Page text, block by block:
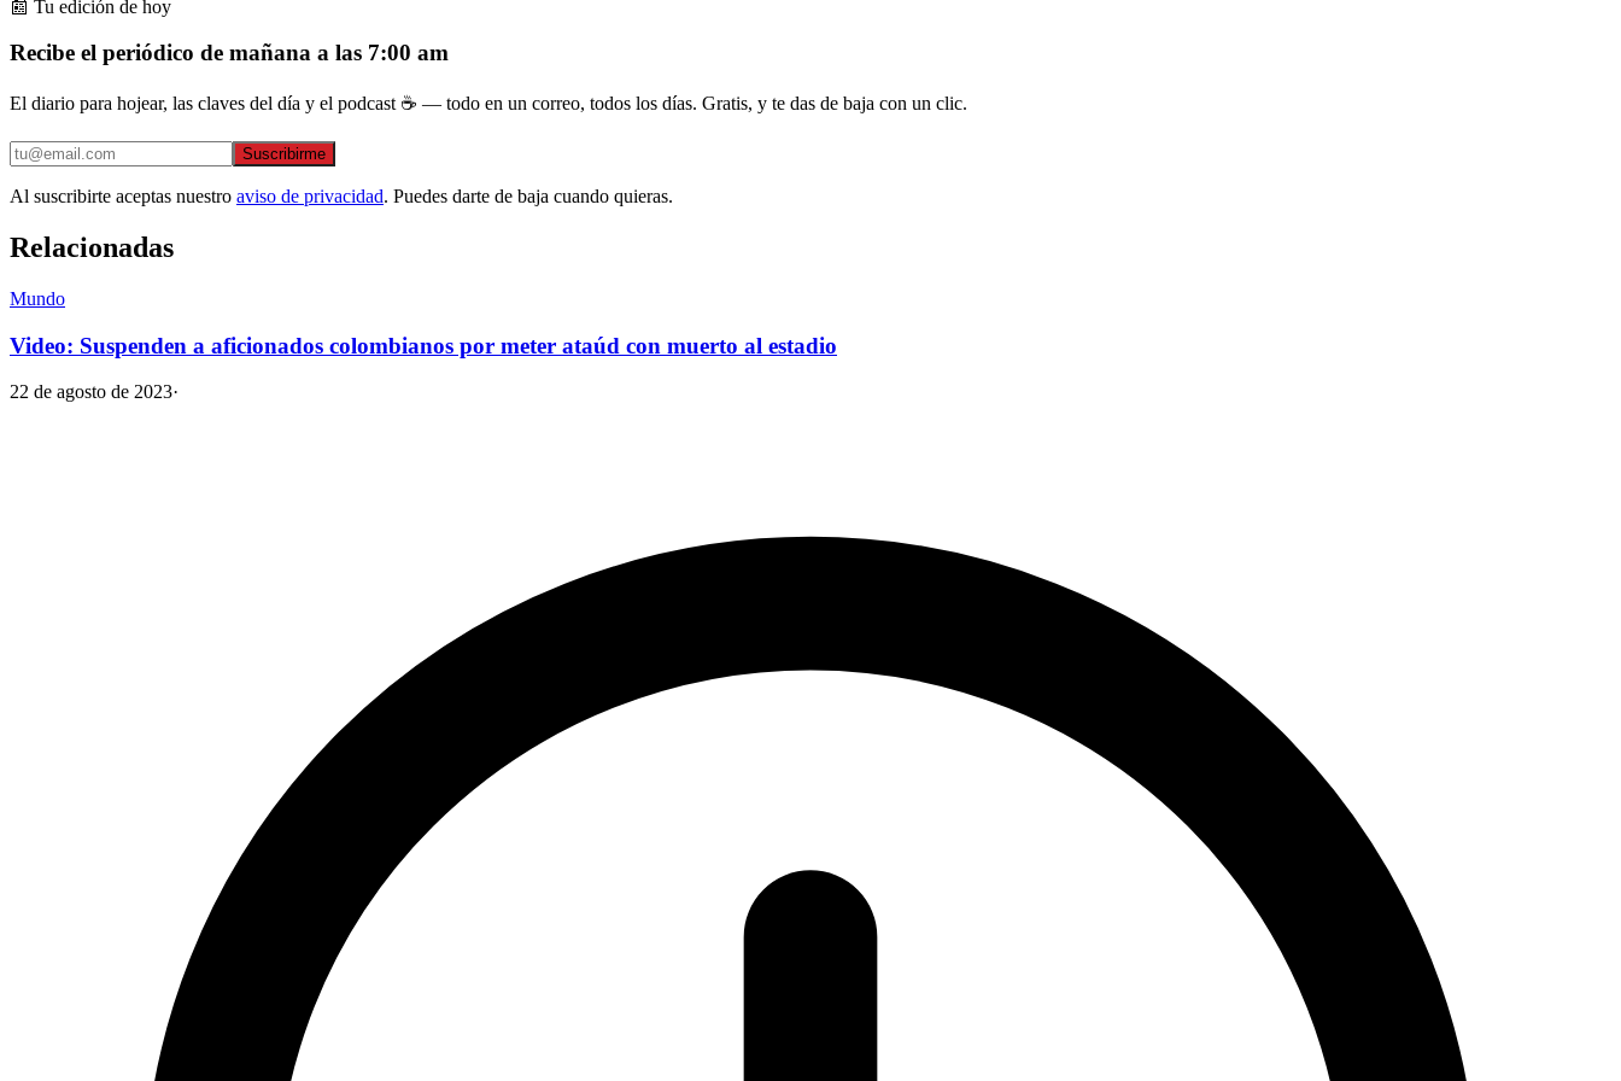
📰 Tu edición de hoy
Recibe el periódico de mañana a las 7:00 am
El diario para hojear, las claves del día y el podcast ☕ — todo en un correo, todos los días. Gratis, y te das de baja con un clic.
Suscribirme
Al suscribirte aceptas nuestro aviso de privacidad. Puedes darte de baja cuando quieras.
Relacionadas
Mundo
Video: Suspenden a aficionados colombianos por meter ataúd con muerto al estadio
22 de agosto de 2023·